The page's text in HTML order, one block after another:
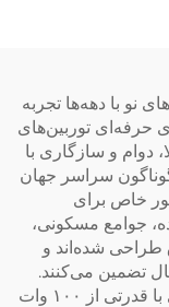
نو با دهه‌ها تجربه
حرفه‌ای توربین‌های
دوام و سازگاری با
سراسر جهان
خاص برای
جوامع مسکونی،
شده‌اند و
تضمین می‌کنند.
مجموعه محصولات شامل مدل‌های متعددی با قدرتی از ۱۰۰ وات